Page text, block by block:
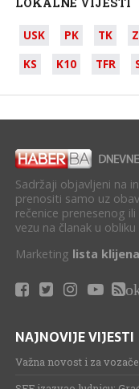
USK PK TK
KS
K10 TFR
Sadržaji objavljeni na
prenositi samo uz
rečenice prenesenog
vezu na članak u obliku
Marketing lista
NAJNOVIJE VIJESTI
Važna novost i za